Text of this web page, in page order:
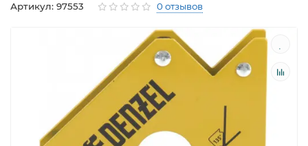
Артикул: 97553 0 отзывов